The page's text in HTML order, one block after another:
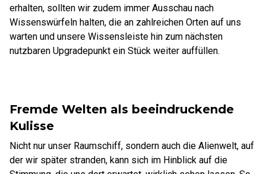
erhalten, sollten wir zudem immer Ausschau nach
Wissenswürfeln halten, die an zahlreichen Orten auf uns
warten und unsere Wissensleiste hin zum nächsten
nutzbaren Upgradepunkt ein Stück weiter auffüllen.
Fremde Welten als beeindruckende
Kulisse
Nicht nur unser Raumschiff, sondern auch die Alienwelt, auf
der wir später stranden, kann sich im Hinblick auf die